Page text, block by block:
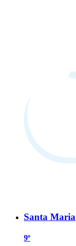
Santa Maria
9º